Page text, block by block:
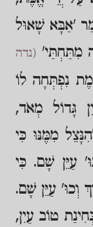
'אַבָּא שָׁאוּל
מִתַּחְתַּי' (נדה
נִפְתְּחָה לוֹ
גָּדוֹל מְאֹד,
מִמֶּנּוּ כִּי
עַיֵּן שָׁם. כִּי
וְכוּ' עַיֵּן שָׁם.
טוֹב עַיִן,